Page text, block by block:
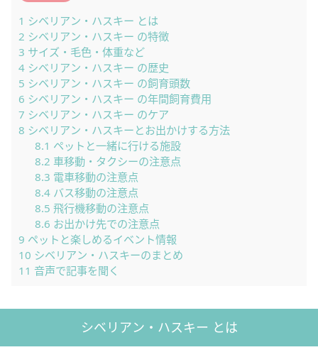
1 シベリアン・ハスキー とは
2 シベリアン・ハスキー の特徴
3 サイズ・毛色・体重など
4 シベリアン・ハスキー の歴史
5 シベリアン・ハスキー の飼育頭数
6 シベリアン・ハスキー の年間飼育費用
7 シベリアン・ハスキー のケア
8 シベリアン・ハスキーとお出かけする方法
8.1 ペットと一緒に行ける施設
8.2 車移動・タクシーの注意点
8.3 電車移動の注意点
8.4バス移動の注意点
8.5 飛行機移動の注意点
8.6 お出かけ先での注意点
9 ペットと楽しめるイベント情報
10 シベリアン・ハスキーのまとめ
11 音声で記事を聞く
シベリアン・ハスキー とは